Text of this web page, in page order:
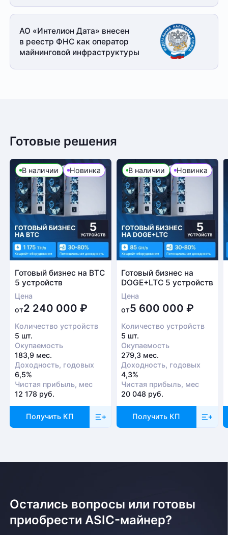
АО «Интелион Дата» внесен
в реестр ФНС как оператор
майнинговой инфраструктуры
Готовые решения
В наличии Новинка
Готовый бизнес на BTC
5 устройств
Цена
от2 240 000 ₽
Количество устройств
5 шт.
Окупаемость
183,9 мес.
Доходность, годовых
6,5%
Чистая прибыль, мес
12 178 руб.
Получить КП
В наличии Новинка
Готовый бизнес на
DOGE+LTC 5 устройств
Цена
от5 600 000₽
Количество устройств
5 шт.
Окупаемость
279,3 мес.
Доходность, годовых
4,3%
Чистая прибыль, мес
20 048 руб.
Получить КП
Остались вопросы или готовы
приобрести ASIC-майнер?